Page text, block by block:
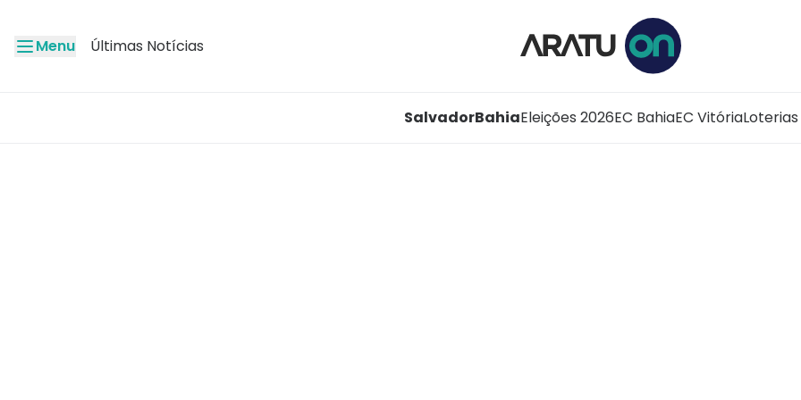
Menu Últimas Notícias
SalvadorBahiaEleições 2026EC BahiaEC VitóriaLoterias